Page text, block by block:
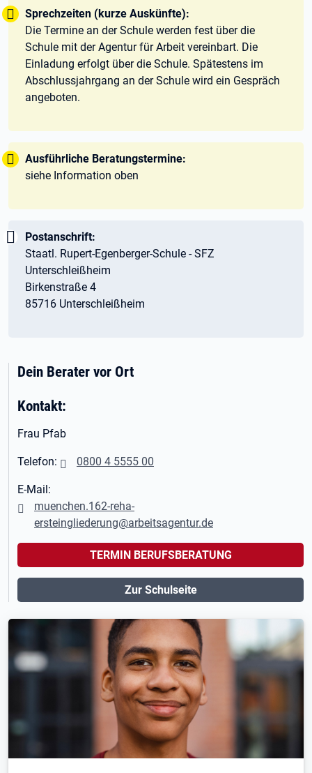
Tipp:
Sprechzeiten (kurze Auskünfte):
Die Termine an der Schule werden fest über die
Schule mit der Agentur für Arbeit vereinbart. Die
Einladung erfolgt über die Schule. Spätestens im
Abschlussjahrgang an der Schule wird ein Gespräch
angeboten.
Tipp:
Ausführliche Beratungstermine:
siehe Information oben
Wichtig:
Postanschrift:
Staatl. Rupert-Egenberger-Schule - SFZ
Unterschleißheim
Birkenstraße 4
85716 Unterschleißheim
Dein Berater vor Ort
Kontakt:
Frau Pfab
Telefon: 0800 4 5555 00
E-Mail:
muenchen.162-reha-
ersteingliederung@arbeitsagentur.de
TERMIN BERUFSBERATUNG
Zur Schulseite